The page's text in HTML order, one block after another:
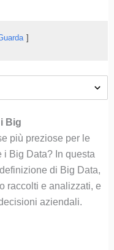
i Big
più preziose per le
i Big Data? In questa
di Big Data,
raccolti e analizzati, e
aziendali.